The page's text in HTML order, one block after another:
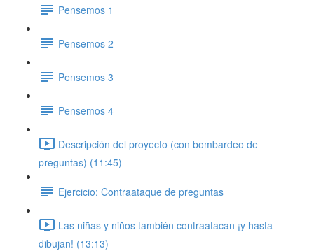
Pensemos 1
Pensemos 2
Pensemos 3
Pensemos 4
Descripción del proyecto (con bombardeo de
preguntas) (11:45)
Ejercicio: Contraataque de preguntas
Las niñas y niños también contraatacan ¡y hasta
dibujan! (13:13)